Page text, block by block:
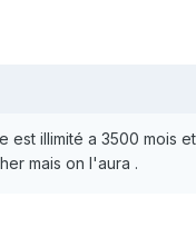
illimité a 3500 mois
mais on l'aura .